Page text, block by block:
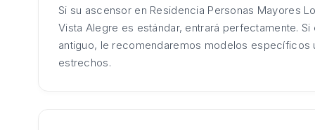
Si su ascensor en Residencia Personas Mayores
Vista Alegre es estándar, entrará perfectamente. Si
antiguo, le recomendaremos modelos específicos
estrechos.